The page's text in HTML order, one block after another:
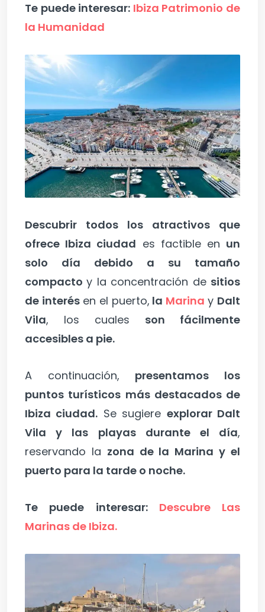
Te puede interesar: Ibiza Patrimonio de
la Humanidad
Descubrir todos los atractivos que
ofrece Ibiza ciudad es factible en un
solo día debido a su tamaño
compactoy la concentración de sitios
de interésen el puerto, la Marina y Dalt
Vila, los cuales son fácilmente
accesibles a pie.
A continuación, presentamos los
puntos turísticos más destacados de
Ibiza ciudad. Se sugiere explorar Dalt
Vila y las playas durante el día,
reservando la zona de la Marina y el
puerto para la tarde o noche.
Te puede interesar: Descubre Las
Marinas de Ibiza.